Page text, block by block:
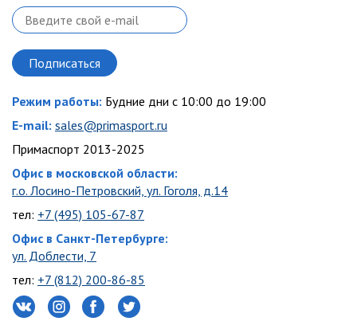
Режим работы: Будние дни с 10:00 до 19:00
E-mail: sales@primasport.ru
Примаспорт 2013-2025
Офис в московской области:
г.о. Лосино-Петровский, ул. Гоголя, д.14
тел: +7 (495) 105-67-87
Офис в Санкт-Петербурге:
ул. Доблести, 7
тел: +7 (812) 200-86-85